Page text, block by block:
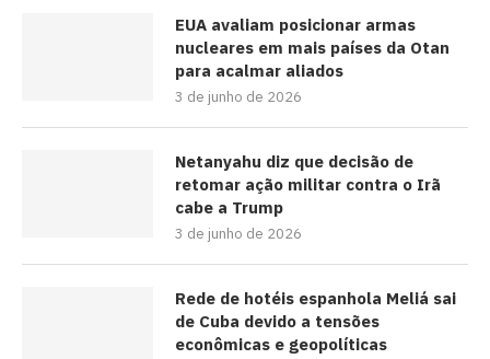
EUA avaliam posicionar armas
nucleares em mais países da Otan
para acalmar aliados
3 de junho de 2026
Netanyahu diz que decisão de
retomar ação militar contra o Irã
cabe a Trump
3 de junho de 2026
Rede de hotéis espanhola Meliá sai
de Cuba devido a tensões
econômicas e geopolíticas